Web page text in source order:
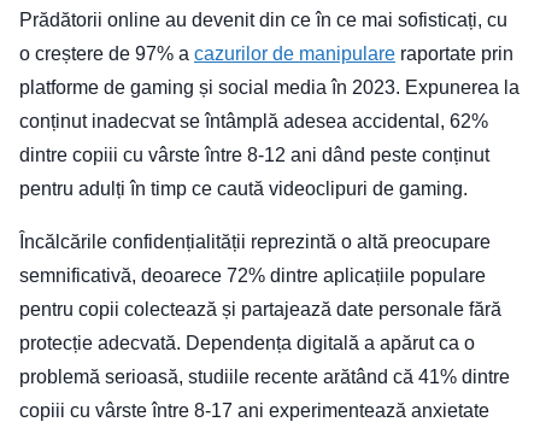
Prădătorii online au devenit din ce în ce mai sofisticați, cu
o creștere de 97% a cazurilor de manipulare raportate prin
platforme de gaming și social media în 2023. Expunerea la
conținut inadecvat se întâmplă adesea accidental, 62%
dintre copiii cu vârste între 8-12 ani dând peste conținut
pentru adulți în timp ce caută videoclipuri de gaming.
Încălcările confidențialității reprezintă o altă preocupare
semnificativă, deoarece 72% dintre aplicațiile populare
pentru copii colectează și partajează date personale fără
protecție adecvată. Dependența digitală a apărut ca o
problemă serioasă, studiile recente arătând că 41% dintre
copiii cu vârste între 8-17 ani experimentează anxietate